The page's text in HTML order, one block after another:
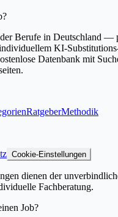
Berufe in Deutschland —
KI-
Datenbank mit
RatgeberMethodik
Cookie-Einstellungen
dienen der
Fachberatung.
Job?